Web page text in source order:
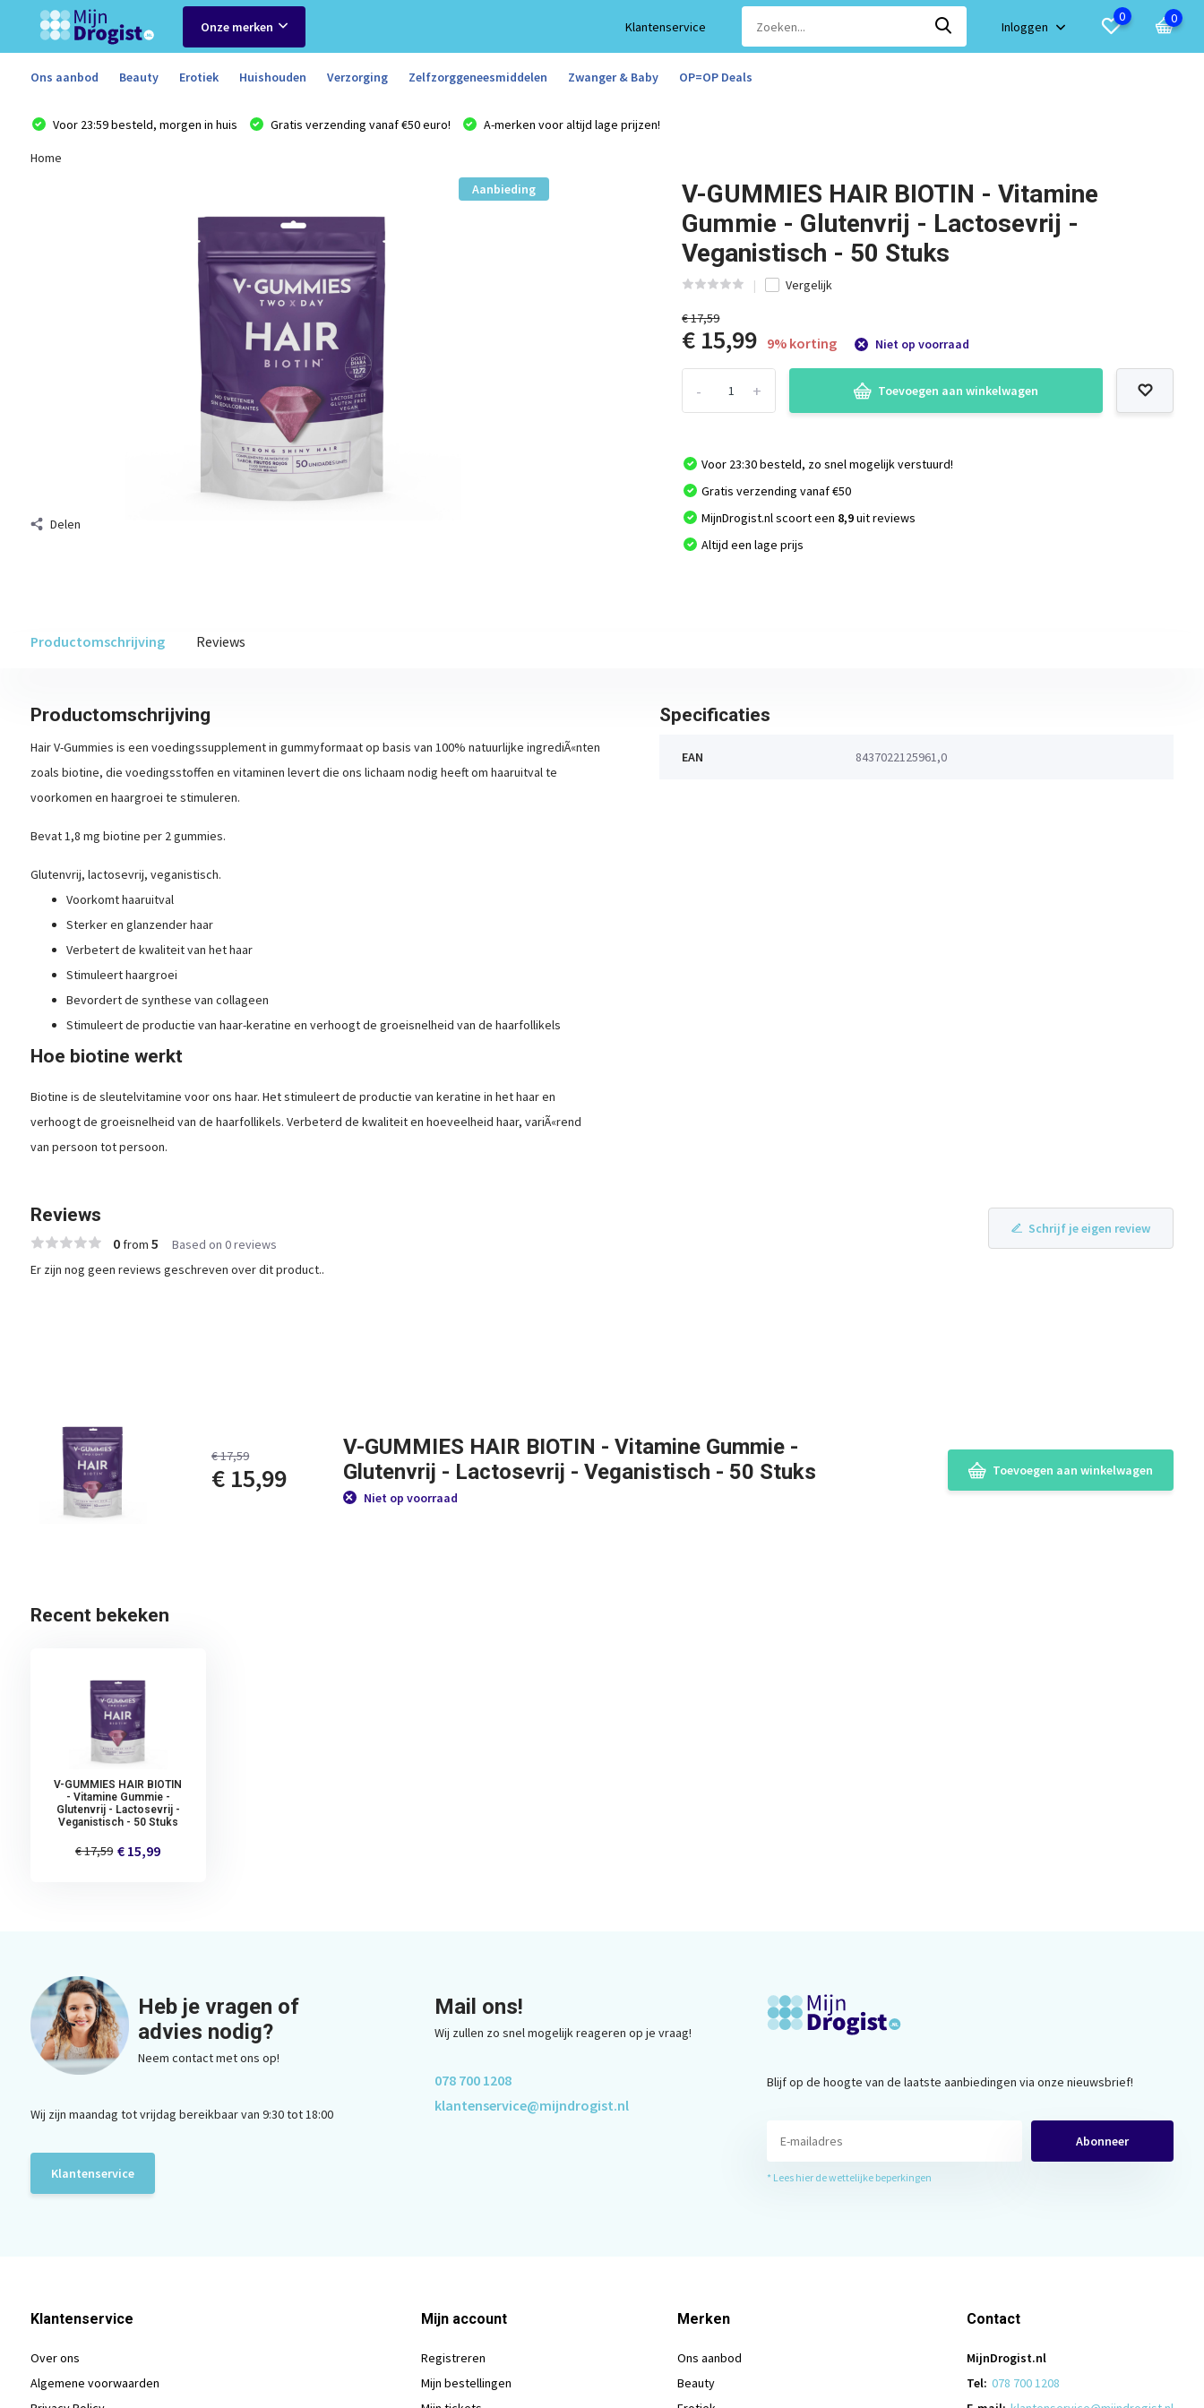
Onze merken Klantenservice Inloggen
0 0
Ons aanbod Beauty Erotiek Huishouden Verzorging Zelfzorggeneesmiddelen Zwanger & Baby OP=OP Deals
Voor 23:59 besteld, morgen in huis Gratis verzending vanaf €50 euro! A-merken voor altijd lage prijzen!
Home
Aanbieding
Delen
V-GUMMIES HAIR BIOTIN - Vitamine
Gummie - Glutenvrij - Lactosevrij -
Veganistisch - 50 Stuks
Vergelijk
€ 17,59
€ 15,99 9% korting Niet op voorraad
+
- Toevoegen aan winkelwagen
Voor 23:30 besteld, zo snel mogelijk verstuurd!
Gratis verzending vanaf €50
MijnDrogist.nl scoort een 8,9uit reviews
Altijd een lage prijs
Productomschrijving Reviews
Productomschrijving
Hair V-Gummies is een voedingssupplement in gummyformaat op basis van 100% natuurlijke ingrediÃ«nten
zoals biotine, die voedingsstoffen en vitaminen levert die ons lichaam nodig heeft om haaruitval te
voorkomen en haargroei te stimuleren.
Bevat 1,8 mg biotine per 2 gummies.
Glutenvrij, lactosevrij, veganistisch.
Voorkomt haaruitval
Sterker en glanzender haar
Verbetert de kwaliteit van het haar
Stimuleert haargroei
Bevordert de synthese van collageen
Stimuleert de productie van haar-keratine en verhoogt de groeisnelheid van de haarfollikels
Hoe biotine werkt
Biotine is de sleutelvitamine voor ons haar. Het stimuleert de productie van keratine in het haar en
verhoogt de groeisnelheid van de haarfollikels. Verbeterd de kwaliteit en hoeveelheid haar, variÃ«rend
van persoon tot persoon.
Specificaties
EAN 8437022125961,0
Reviews
0from 5 Based on 0 reviews
Schrijf je eigen review
Er zijn nog geen reviews geschreven over dit product..
€ 17,59
€ 15,99
V-GUMMIES HAIR BIOTIN - Vitamine Gummie -
Glutenvrij - Lactosevrij - Veganistisch - 50 Stuks
Niet op voorraad
Toevoegen aan winkelwagen
Recent bekeken
V-GUMMIES HAIR BIOTIN
- Vitamine Gummie -
Glutenvrij - Lactosevrij -
Veganistisch - 50 Stuks
€ 17,59 € 15,99
Heb je vragen of
advies nodig?
Neem contact met ons op!
Wij zijn maandag tot vrijdag bereikbaar van 9:30 tot 18:00
Klantenservice
Mail ons!
Wij zullen zo snel mogelijk reageren op je vraag!
078 700 1208
klantenservice@mijndrogist.nl
Blijf op de hoogte van de laatste aanbiedingen via onze nieuwsbrief!
Abonneer
* Lees hier de wettelijke beperkingen
Klantenservice
Over ons
Algemene voorwaarden
Mijn account
Registreren
Mijn bestellingen
Merken
Ons aanbod
Beauty
Contact
MijnDrogist.nl
Tel: 078 700 1208